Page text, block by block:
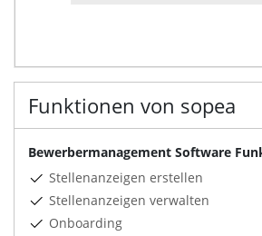
Funktionen von sopea
Bewerbermanagement Software
Stellenanzeigen erstellen
Stellenanzeigen verwalten
Onboarding